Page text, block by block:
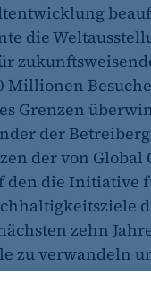
die
Millionen
Grenzen
der
der von Global
den die Initiative
zehn
zu verwandeln
positionieren“,